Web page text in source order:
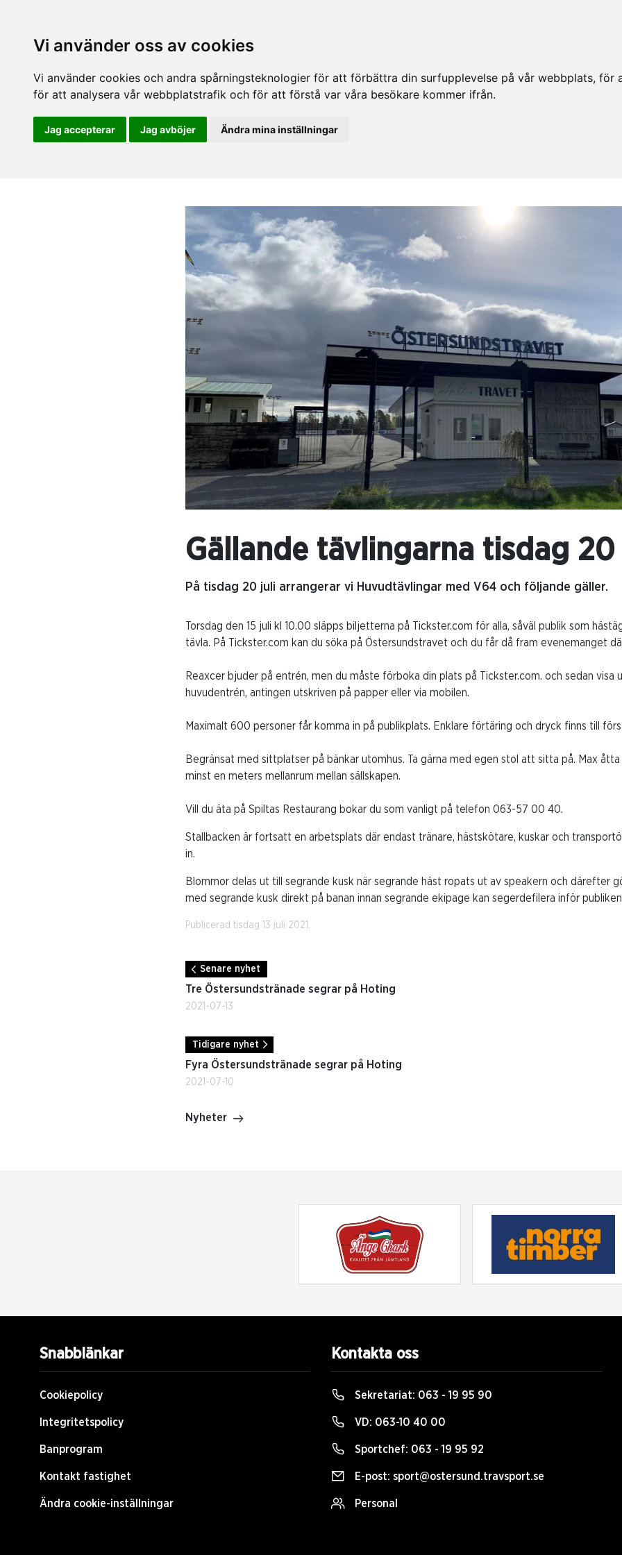
Vi använder oss av cookies
Vi använder cookies och andra spårningsteknologier för att förbättra din surfupplevelse på vår webbplats, för
för att analysera vår webbplatstrafik och för att förstå var våra besökare kommer ifrån.
Jag accepterar Jag avböjer Ändra mina inställningar
Gällande tävlingarna tisdag
På tisdag 20 juli arrangerar vi Huvudtävlingar med V64 och följande gäller.
Torsdag den 15 juli kl 10.00 släpps biljetterna på Tickster.com för alla, såväl publik som
tävla. På Tickster.com kan du söka på Östersundstravet och du får då fram evenemanget
Reaxcer bjuder på entrén, men du måste förboka din plats på Tickster.com. och sedan visa
huvudentrén, antingen utskriven på papper eller via mobilen.
Maximalt 600 personer får komma in på publikplats. Enklare förtäring och dryck finns till
Begränsat med sittplatser på bänkar utomhus. Ta gärna med egen stol att sitta på. Max
minst en meters mellanrum mellan sällskapen.
Vill du äta på Spiltas Restaurang bokar du som vanligt på telefon 063-57 00 40.
Stallbacken är fortsatt en arbetsplats där endast tränare, hästskötare, kuskar och
in.
Blommor delas ut till segrande kusk när segrande häst ropats ut av speakern och därefter
med segrande kusk direkt på banan innan segrande ekipage kan segerdefilera inför
Publicerad tisdag 13 juli 2021.
Senare nyhet
Tre Östersundstränade segrar på Hoting
2021-07-13
Tidigare nyhet
Fyra Östersundstränade segrar på Hoting
2021-07-10
Nyheter
Snabblänkar
Cookiepolicy
Integritetspolicy
Banprogram
Kontakt fastighet
Ändra cookie-inställningar
Kontakta oss
Sekretariat: 063 - 19 95 90
VD: 063-10 40 00
Sportchef: 063 - 19 95 92
E-post: sport@ostersund.travsport.se
Personal